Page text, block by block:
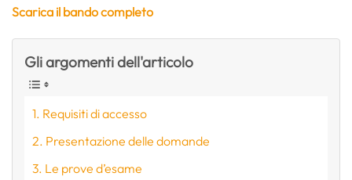
Scarica il bando completo
Gli argomenti dell'articolo
Requisiti di accesso
Presentazione delle domande
Le prove d’esame